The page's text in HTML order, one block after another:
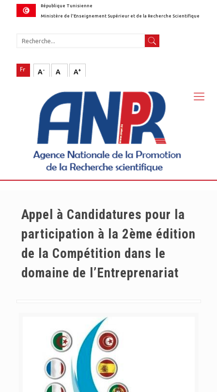
République Tunisienne
Ministère de l'Enseignement Supérieur et de la Recherche Scientifique
A- A A+
Appel à Candidatures pour la
participation à la 2ème édition
de la Compétition dans le
domaine de l’Entreprenariat